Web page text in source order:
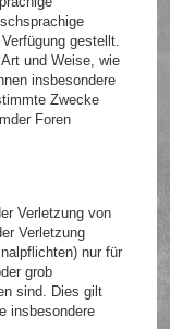
gestellt.
und Weise, wie
insbesondere
Zwecke
Foren
Verletzung von
Verletzung
nur für
grob
sind. Dies gilt
insbesondere